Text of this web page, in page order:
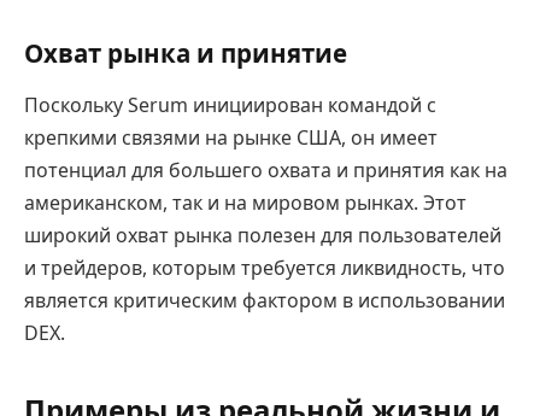
Охват рынка и принятие
Поскольку Serum инициирован командой с
крепкими связями на рынке США, он имеет
потенциал для большего охвата и принятия как на
американском, так и на мировом рынках. Этот
широкий охват рынка полезен для пользователей
и трейдеров, которым требуется ликвидность, что
является критическим фактором в использовании
DEX.